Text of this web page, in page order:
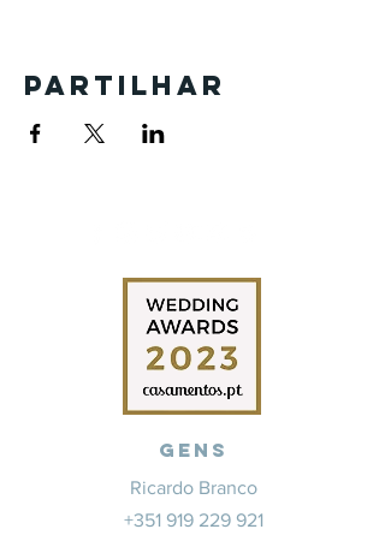
Partilhar
Gens
Ricardo Branco
+351 919 229 921